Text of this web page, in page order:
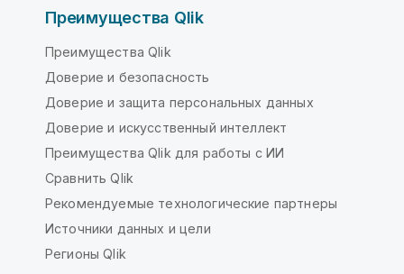
Преимущества Qlik
Преимущества Qlik
Доверие и безопасность
Доверие и защита персональных данных
Доверие и искусственный интеллект
Преимущества Qlik для работы с ИИ
Сравнить Qlik
Рекомендуемые технологические партнеры
Источники данных и цели
Регионы Qlik